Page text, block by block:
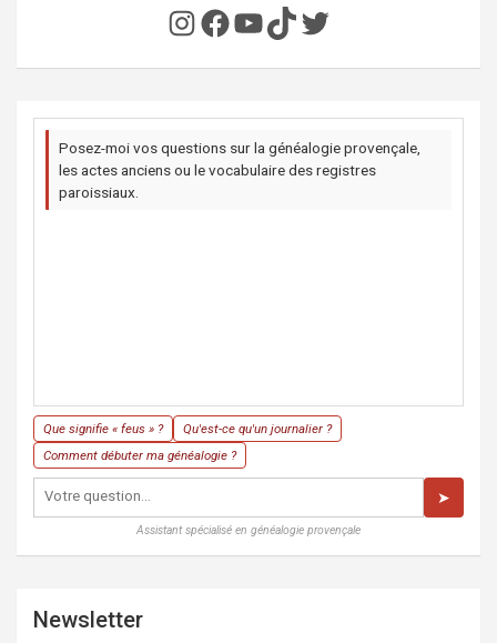
Instagram
Facebook
YouTube
TikTok
Twitter
Posez-moi vos questions sur la généalogie provençale,
les actes anciens ou le vocabulaire des registres
paroissiaux.
Que signifie « feus » ?
Qu'est-ce qu'un journalier ?
Comment débuter ma généalogie ?
➤
Assistant spécialisé en généalogie provençale
Newsletter